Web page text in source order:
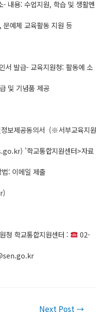
- 내용: 수업지원, 학습 및 생활멘
예체 교육활동 지원 등
서 발급- 교육지원청: 활동에 소
및 기념품 제공
보제공동의서 (※서부교육지원
’학교통합지원센터>자료
법: 이메일 제출
)
청 학교통합지원센터 : 02-
Next Post →